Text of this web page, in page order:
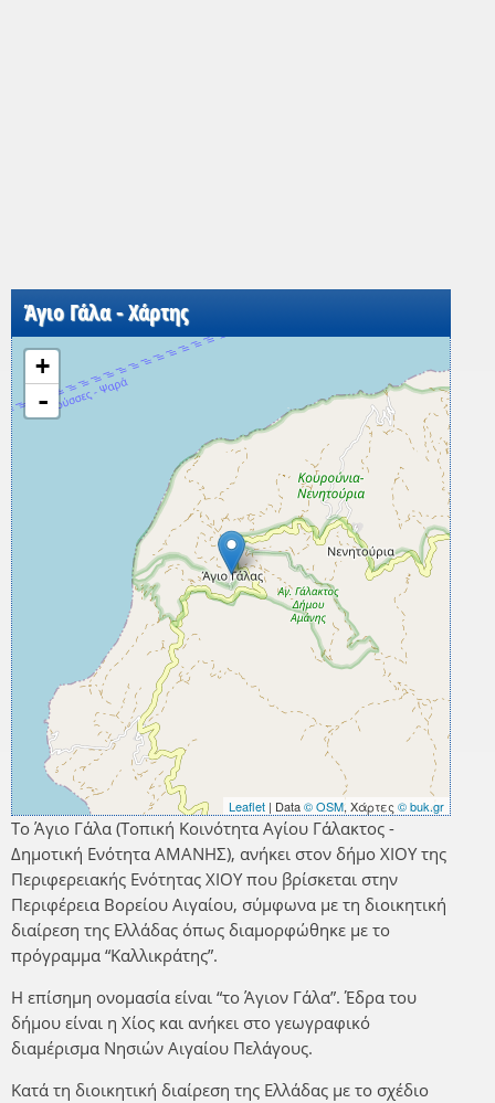
Άγιο Γάλα - Χάρτης
+
-
Leaflet | Data© OSM, Χάρτες © buk.gr
Το Άγιο Γάλα (Τοπική Κοινότητα Αγίου Γάλακτος -
Δημοτική Ενότητα ΑΜΑΝΗΣ), ανήκει στον δήμο ΧΙΟΥ της
Περιφερειακής Ενότητας ΧΙΟΥ που βρίσκεται στην
Περιφέρεια Βορείου Αιγαίου, σύμφωνα με τη διοικητική
διαίρεση της Ελλάδας όπως διαμορφώθηκε με το
πρόγραμμα “Καλλικράτης”.
Η επίσημη ονομασία είναι “το Άγιον Γάλα”. Έδρα του
δήμου είναι η Χίος και ανήκει στο γεωγραφικό
διαμέρισμα Νησιών Αιγαίου Πελάγους.
Κατά τη διοικητική διαίρεση της Ελλάδας με το σχέδιο